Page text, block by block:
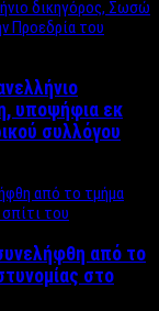
υποψήφια εκ
συλλόγου
από το
στο